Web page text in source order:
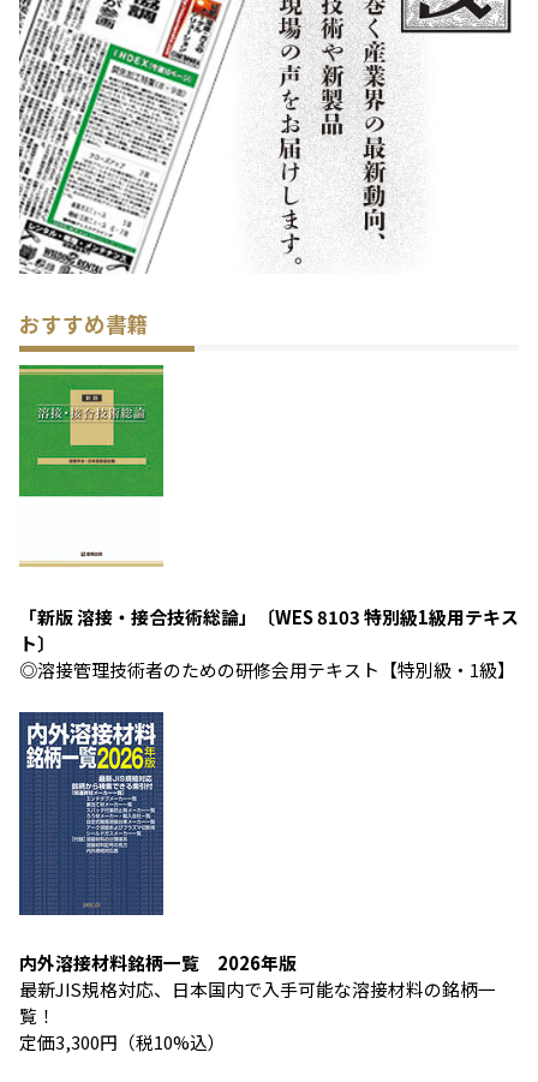
おすすめ書籍
「新版 溶接・接合技術総論」〔WES 8103 特別級1級用テキス
ト〕
◎溶接管理技術者のための研修会用テキスト【特別級・1級】
内外溶接材料銘柄一覧 2026年版
最新JIS規格対応、日本国内で入手可能な溶接材料の銘柄一
覧！
定価3,300円（税10%込）